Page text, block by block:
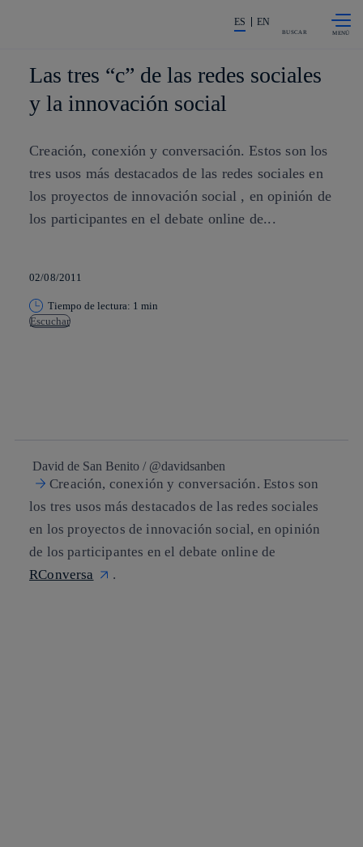
La acción en accionistas e
ES EN
BUSCAR
Las tres “c” de las redes sociales
y la innovación social
Creación, conexión y conversación. Estos son los
tres usos más destacados de las redes sociales en
los proyectos de innovación social , en opinión de
los participantes en el debate online de...
02/08/2011
Tiempo de lectura: 1 min
Escuchar
David de San Benito / @davidsanben
Creación, conexión y conversación. Estos son
los tres usos más destacados de lasredes sociales
en los proyectos deinnovación social, en opinión
de los participantes en el debate online de
RConversa
.